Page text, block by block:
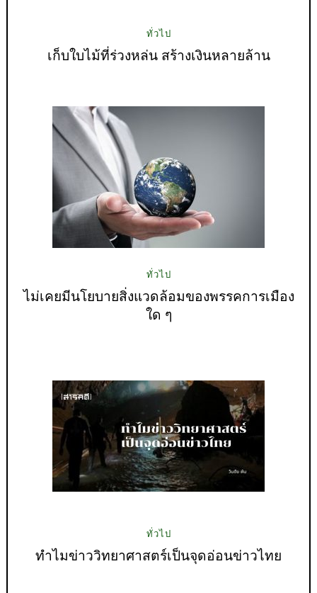
ทั่วไป
เก็บใบไม้ที่ร่วงหล่น สร้างเงินหลายล้าน
ทั่วไป
ไม่เคยมีนโยบายสิ่งแวดล้อมของพรรคการเมือง
ใด ๆ
ทั่วไป
ทำไมข่าววิทยาศาสตร์เป็นจุดอ่อนข่าวไทย